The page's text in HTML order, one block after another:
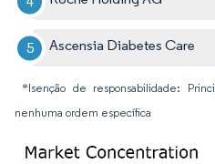
Ascensia Diabetes Care
*Isenção de responsabilidade:
nenhuma ordem específica